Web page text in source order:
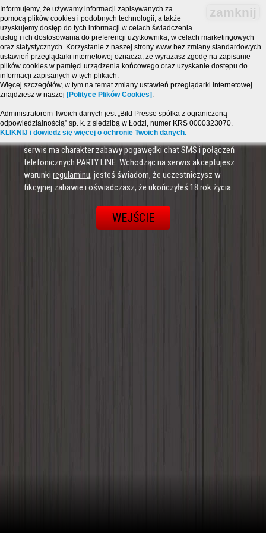
zamknij
Informujemy, że używamy informacji zapisywanych za
pomocą plików cookies i podobnych technologii, a także
uzyskujemy dostęp do tych informacji w celach świadczenia
usług i ich dostosowania do preferencji użytkownika, w celach marketingowych
oraz statystycznych. Korzystanie z naszej strony www bez zmiany standardowych
ustawień przeglądarki internetowej oznacza, że wyrażasz zgodę na zapisanie
plików cookies w pamięci urządzenia końcowego oraz uzyskanie dostępu do
informacji zapisanych w tych plikach.
Więcej szczegółów, w tym na temat zmiany ustawień przeglądarki internetowej
znajdziesz w naszej [Polityce Plików Cookies] .
Administratorem Twoich danych jest „Bild Presse spółka z ograniczoną
odpowiedzialnością” sp. k. z siedzibą w Łodzi, numer KRS 0000323070.
KLIKNIJ i dowiedz się więcej o ochronie Twoich danych.
Strona zawiera treści o charakterze erotycznym i jest
przeznaczona dla osób, które ukończyły 18 lat! Powyższy
serwis ma charakter zabawy pogawędki chat SMS i połączeń
telefonicznych PARTY LINE. Wchodząc na serwis akceptujesz
warunki regulaminu, jesteś świadom, że uczestniczysz w
fikcyjnej zabawie i oświadczasz, że ukończyłeś 18 rok życia.
WEJŚCIE